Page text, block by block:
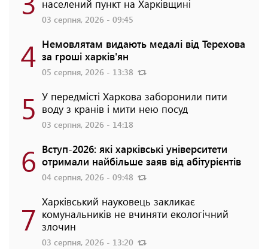
населений пункт на Харківщині
03 серпня, 2026 - 09:45
4 Немовлятам видають медалі від Терехова
за гроші харків'ян
05 серпня, 2026 - 13:38
5 У передмісті Харкова заборонили пити
воду з кранів і мити нею посуд
03 серпня, 2026 - 14:18
6 Вступ-2026: які харківські університети
отримали найбільше заяв від абітурієнтів
04 серпня, 2026 - 09:48
7 Харківський науковець закликає
комунальників не вчиняти екологічний
злочин
03 серпня, 2026 - 13:20